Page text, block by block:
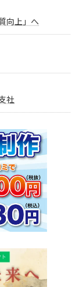
向上」へ
社